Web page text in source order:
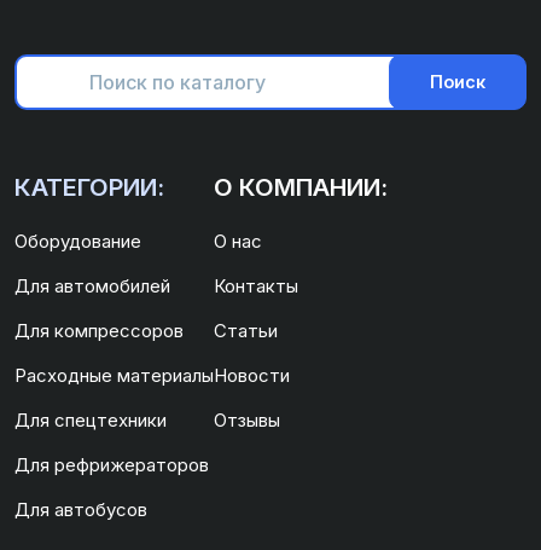
Поиск
КАТЕГОРИИ:
Оборудование
Для автомобилей
Для компрессоров
Расходные материалы
Для спецтехники
Для рефрижераторов
Для автобусов
О КОМПАНИИ:
О нас
Контакты
Статьи
Новости
Отзывы